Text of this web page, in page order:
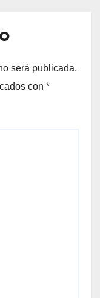
será publicada.
con *